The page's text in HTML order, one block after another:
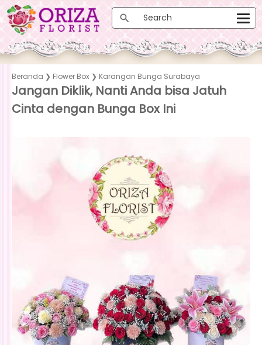
Beranda ❯ Flower Box ❯ Karangan Bunga Surabaya
Jangan Diklik, Nanti Anda bisa Jatuh
Cinta dengan Bunga Box Ini